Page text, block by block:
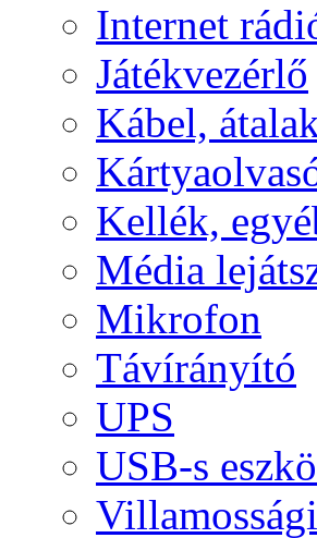
Internet
Játékvezérlő
Kábel,
Kellék,
Média
Mikrofon
Távírányító
UPS
USB-s